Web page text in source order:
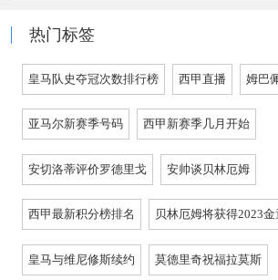
热门标签
皇马队史夺冠次数排行榜 西甲直播 姆巴
亚马尔新赛季号码 西甲新赛季几月开始
安切洛蒂评价罗德里戈 安帅谈贝林厄姆
西甲最新积分榜排名 贝林厄姆将获得2023金
皇马与维尼修斯续约 莫德里奇祝福拉莫斯